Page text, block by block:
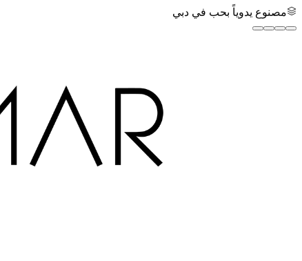
مصنوع يدوياً بحب في دبي